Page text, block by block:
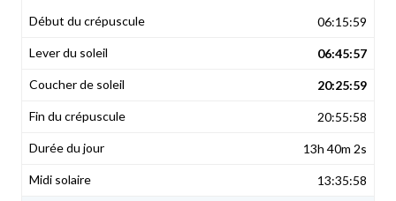
06:15:59
06:45:57
20:25:59
20:55:58
13h 40m 2s
13:35:58